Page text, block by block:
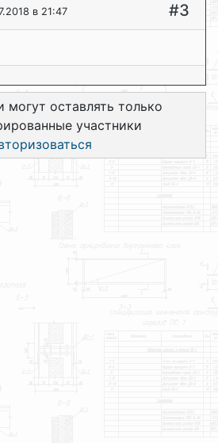
в 21:47 #3
могут оставлять только
участники